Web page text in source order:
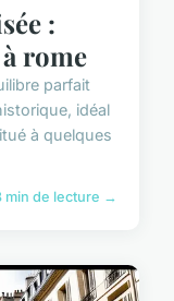
:
rome
parfait
idéal
à quelques
min de lecture →